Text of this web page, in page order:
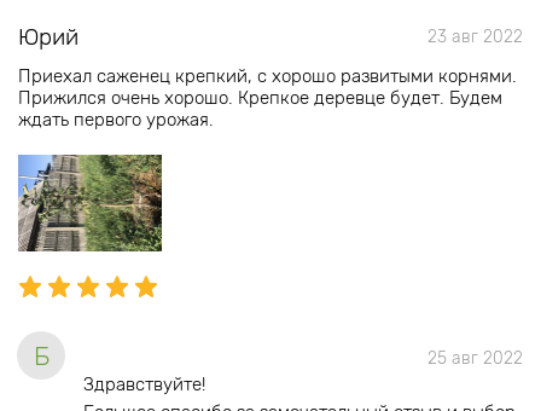
Юрий 23 авг 2022
Приехал саженец крепкий, с хорошо развитыми корнями.
Прижился очень хорошо. Крепкое деревце будет. Будем
ждать первого урожая.
Б 25 авг 2022
Здравствуйте!